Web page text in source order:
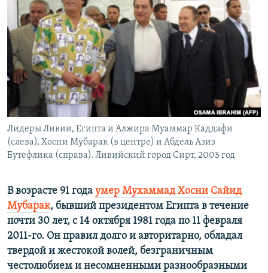
ПРОПАВШИЕ БЕЗ ВЕСТИ
ПОБЕДИТЕЛЕЙ НЕ СУДЯТ?
КРЫМ.НЕПОКОРЕННЫЙ
ELIFBE
УКРАИНСКАЯ ПРОБЛЕМА КРЫМА
Qırımtatar
ПРИСОЕДИНЯЙТЕСЬ!
Все сайты RFE/RL
Лидеры Ливии, Египта и Алжира Муаммар Каддафи
(слева), Хосни Мубарак (в центре) и Абдель Азиз
Бутефлика (справа). Ливийский город Сирт, 2005 год
В возрасте 91 года умер Мухаммад Хосни Сайид
Мубарак, бывший президентом Египта в течение
почти 30 лет, с 14 октября 1981 года по 11 февраля
2011-го. Он правил долго и авторитарно, обладал
твердой и жестокой волей, безграничным
честолюбием и несомненными разнообразными